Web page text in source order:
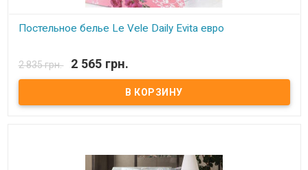
Постельное белье Le Vele Daily Evita евро
простынь: 240x260 см наволочка(2 шт.):50x70 см ткань: сатин,
100% хлопок Упаковка: полиэтиленовая+подарочный пакет.
2 835 грн. 2 565 грн.